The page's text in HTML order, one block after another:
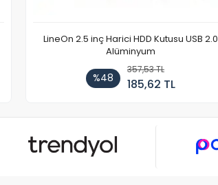
LineOn 2.5 inç Harici HDD Kutusu USB 2.0
Alüminyum
%48
357,53 TL
185,62 TL